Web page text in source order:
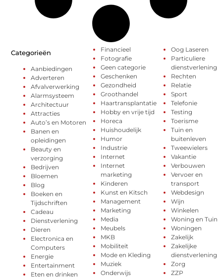
Categorieën
Aanbiedingen
Adverteren
Afvalverwerking
Alarmsysteem
Architectuur
Attracties
Auto’s en Motoren
Banen en
opleidingen
Beauty en
verzorging
Bedrijven
Bloemen
Blog
Boeken en
Tijdschriften
Cadeau
Dienstverlening
Dieren
Electronica en
Computers
Energie
Entertainment
Eten en drinken
Financieel
Fotografie
Geen categorie
Geschenken
Gezondheid
Groothandel
Haartransplantatie
Hobby en vrije tijd
Horeca
Huishoudelijk
Humor
Industrie
Internet
Internet
marketing
Kinderen
Kunst en Kitsch
Management
Marketing
Media
Meubels
MKB
Mobiliteit
Mode en Kleding
Muziek
Onderwijs
Oog Laseren
Particuliere
dienstverlening
Rechten
Relatie
Sport
Telefonie
Testing
Toerisme
Tuin en
buitenleven
Tweewielers
Vakantie
Verbouwen
Vervoer en
transport
Webdesign
Wijn
Winkelen
Woning en Tuin
Woningen
Zakelijk
Zakelijke
dienstverlening
Zorg
ZZP